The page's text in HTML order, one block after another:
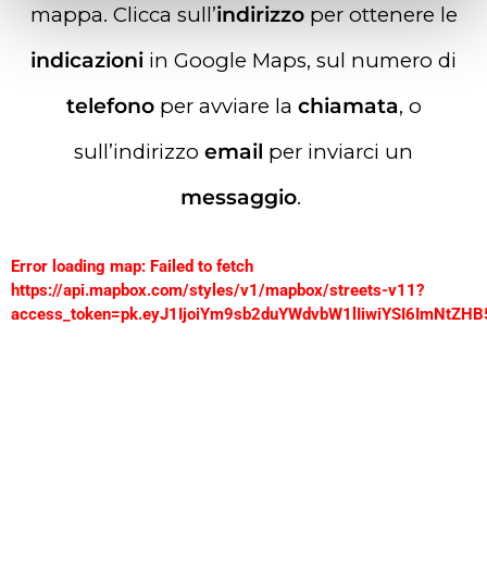
mappa. Clicca sull’indirizzoper ottenere le
indicazioni in Google Maps, sul numero di
telefonoper avviare la chiamata, o
sull’indirizzo email per inviarci un
messaggio.
Error loading map: Failed to fetch
https://api.mapbox.com/styles/v1/mapbox/streets-v11?